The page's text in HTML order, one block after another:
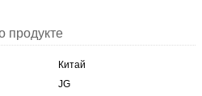
продукте
Китай
JG